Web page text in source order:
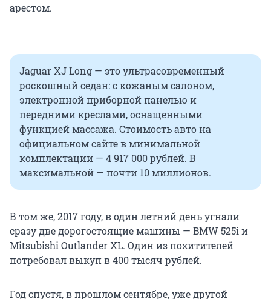
арестом.
Jaguar XJ Long — это ультрасовременный
роскошный седан: с кожаным салоном,
электронной приборной панелью и
передними креслами, оснащенными
функцией массажа. Стоимость авто на
официальном сайте в минимальной
комплектации — 4 917 000 рублей. В
максимальной — почти 10 миллионов.
В том же, 2017 году, в один летний день угнали
сразу две дорогостоящие машины — BMW 525i и
Mitsubishi Outlander XL. Один из похитителей
потребовал выкуп в 400 тысяч рублей.
Год спустя, в прошлом сентябре, уже другой